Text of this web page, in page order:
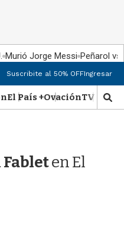
Murió Jorge Messi Peñarol
Suscribite al 50% OFFIngresar
El País +OvaciónTV Show
M
o
en El